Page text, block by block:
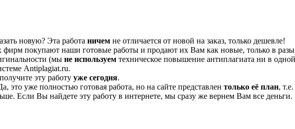
новую? Эта работа ничем не отличается от новой на заказ, только дешевле!
фирм покупают наши готовые работы и продают их Вам как новые, только в
(мы не используем техническое повышение антиплагиата ни в
Аntiplagiat.ru.
эту работу уже сегодня.
это уже полностью готовая работа, но на сайте представлен только её план,
Если Вы найдете эту работу в интернете, мы сразу же вернем Вам все деньги.